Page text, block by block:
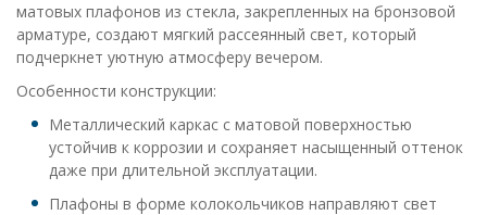
матовых плафонов из стекла, закрепленных на бронзовой
арматуре, создают мягкий рассеянный свет, который
подчеркнет уютную атмосферу вечером.
Особенности конструкции:
Металлический каркас с матовой поверхностью
устойчив к коррозии и сохраняет насыщенный оттенок
даже при длительной эксплуатации.
Плафоны в форме колокольчиков направляют свет